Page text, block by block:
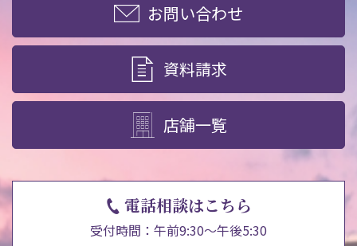
お問い合わせ
資料請求
店舗一覧
電話相談はこちら
受付時間：午前9:30～午後5:30